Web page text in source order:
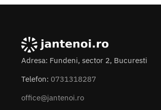
Adresa: Fundeni, sector 2, Bucuresti
Telefon: 0731318287
office@jantenoi.ro